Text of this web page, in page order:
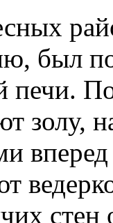
был
печи.
золу,
стен